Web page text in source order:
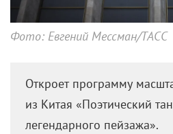
Фото: Евгений Мессман/ТАСС
Откроет программу
из Китая «Поэтический
легендарного пейзажа».